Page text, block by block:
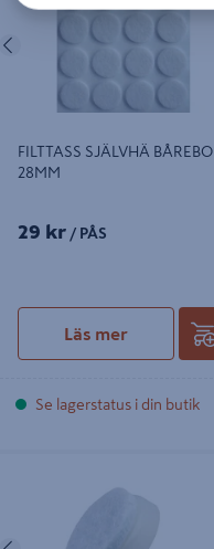
Föregående
FILTTASS SJÄLVHÄ BÅREBO
28MM
29 kr / PÅS
Läs mer
Se lagerstatus i din butik
Föregående